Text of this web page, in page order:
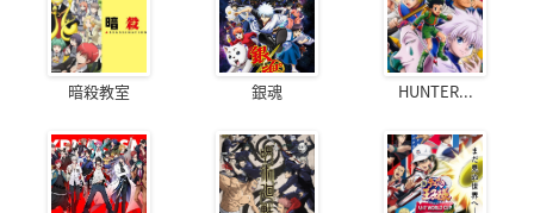
暗殺教室 銀魂 HUNTER...